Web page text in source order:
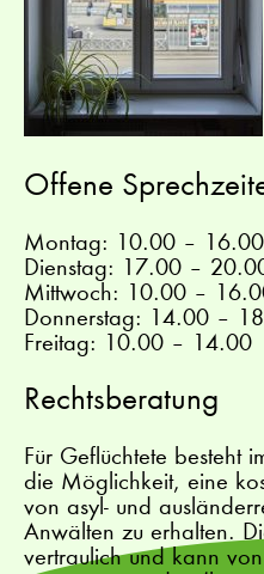
Offene
Montag: 10.00 – 16.00
Dienstag: 17.00 –
Mittwoch: 10.00 –
Donnerstag: 14.00 –
Freitag: 10.00 – 14.00
Rechtsberatung
Für Geflüchtete besteht
die Möglichkeit, eine
von asyl- und
Anwälten zu erhalten.
vertraulich und kann